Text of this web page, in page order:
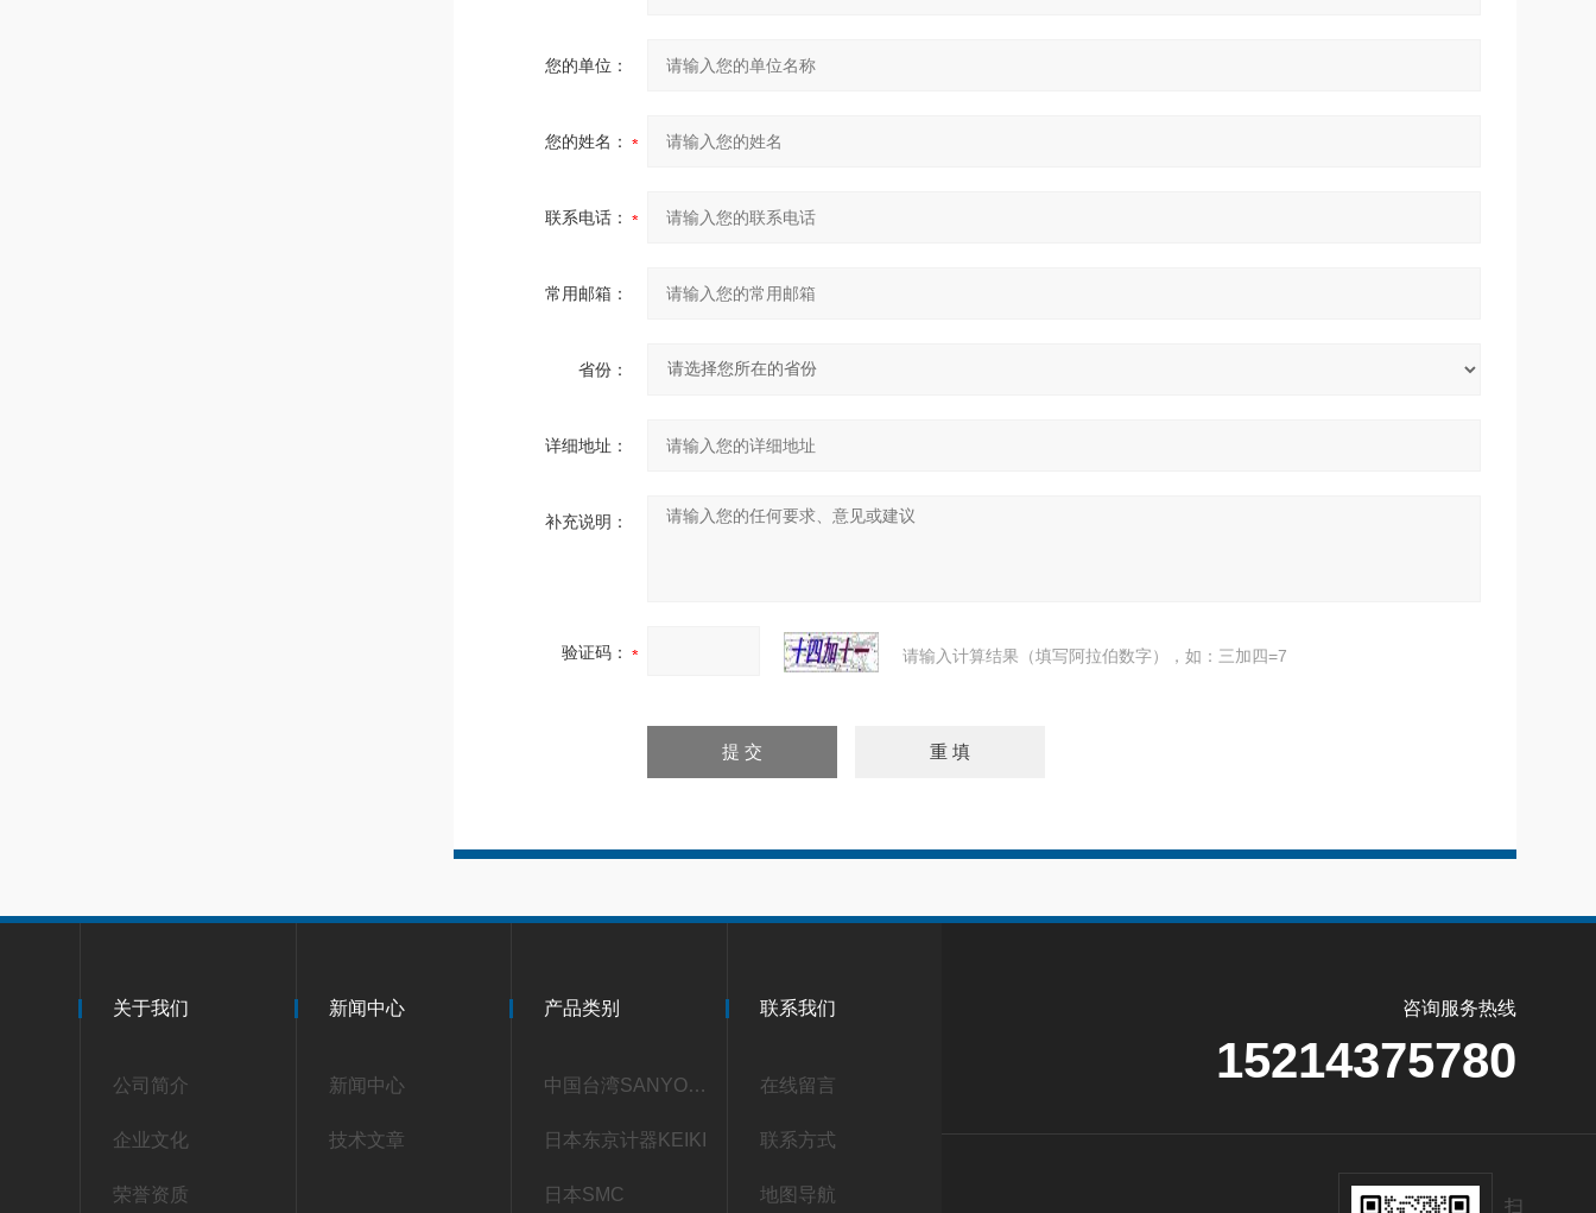
您的单位：
您的姓名：
联系电话：
常用邮箱：
省份：
详细地址：
补充说明：
验证码： 请输入计算结果（填写阿拉伯数字），如：三加四=7
关于我们
公司简介
企业文化
荣誉资质
新闻中心
新闻中心
技术文章
产品类别
中国台湾SANYOU三友
日本东京计器KEIKI
日本SMC
联系我们
在线留言
联系方式
地图导航
咨询服务热线
15214375780
扫